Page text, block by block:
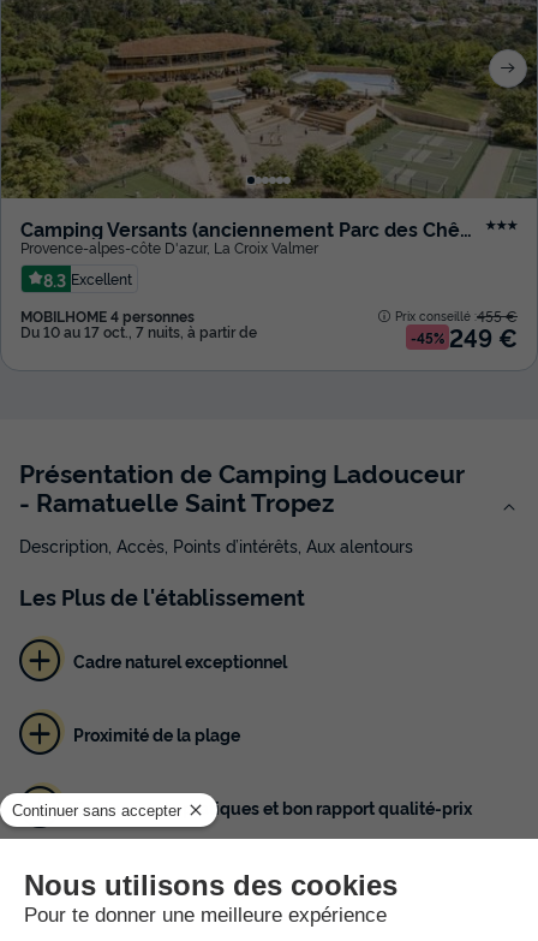
Camping Versants (anciennement Parc des Chênes) ★★★
Provence-alpes-côte D'azur, La Croix Valmer
8.3 Excellent
MOBILHOME 4 personnes
Du 10 au 17 oct., 7 nuits, à partir de
Prix conseillé :455 €
-45% 249 €
Présentation de Camping Ladouceur
- Ramatuelle Saint Tropez
Description, Accès, Points d’intérêts, Aux alentours
Les Plusde l'établissement
Cadre naturel exceptionnel
Proximité de la plage
Équipements pratiques et bon rapport qualité‑prix
Au cœur du golfe de Saint‑Tropez, le Camping Ladouceur
implanté dans une pinède méditerranéenne à Ramatuelle, offre
un cadre naturel exceptionnel à quelques pas de la magnifique